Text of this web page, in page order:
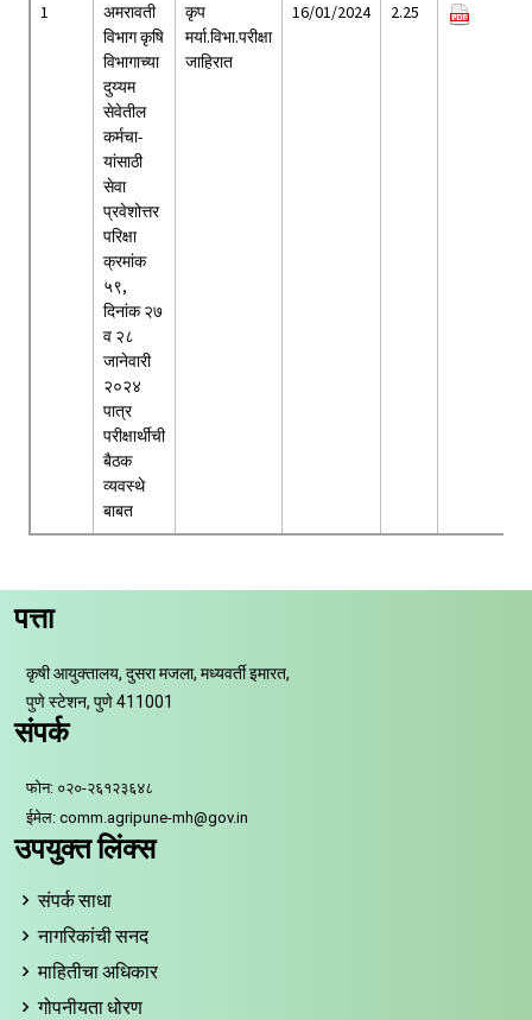
1
अमरावती
विभाग कृषि
विभागाच्या
दुय्यम
सेवेतील
कर्मचा-
यांसाठी
सेवा
प्रवेशोत्तर
परिक्षा
क्रमांक
५९,
दिनांक २७
व २८
जानेवारी
२०२४
पात्र
परीक्षार्थीची
बैठक
व्यवस्थे
बाबत
कृप
मर्या.विभा.परीक्षा
जाहिरात
16/01/2024 2.25
पत्ता
कृषी आयुक्तालय, दुसरा मजला, मध्यवर्ती इमारत,
पुणे स्टेशन, पुणे 411001
संपर्क
फोन: ०२०-२६१२३६४८
ईमेल: comm.agripune-mh@gov.in
उपयुक्त लिंक्स
संपर्क साधा
नागरिकांची सनद
माहितीचा अधिकार
गोपनीयता धोरण